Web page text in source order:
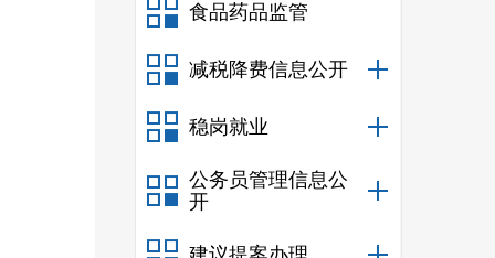
食品药品监管
减税降费信息公开
稳岗就业
公务员管理信息公
开